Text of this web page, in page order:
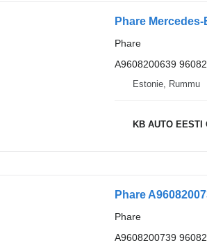
Phare
A9608200639
Estonie, Rummu
KB AUTO EESTI
Phare
Phare
A9608200739